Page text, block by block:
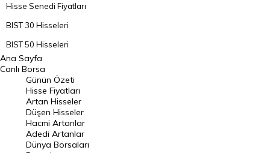
Hisse Senedi Fiyatları
BIST 30 Hisseleri
BIST 50 Hisseleri
BIST 100 Hisseleri
En Çok Artan Hisseler
En Çok Düşen Hisseler
Hacmi Artanlar
Geçmiş Kapanışlar
Ana Sayfa
Canlı Borsa
Günün Özeti
Hisse Fiyatları
Artan Hisseler
Düşen Hisseler
Hacmi Artanlar
Adedi Artanlar
Dünya Borsaları